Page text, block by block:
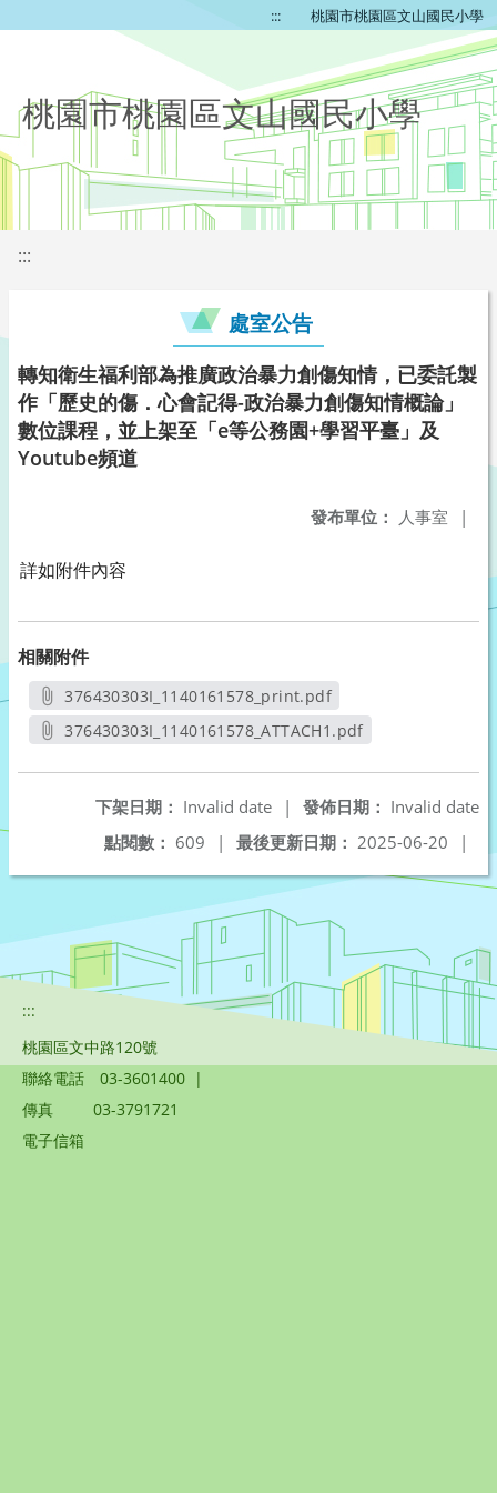
::: 桃園市桃園區文山國民小學
桃園市桃園區文山國民小學
:::
處室公告
轉知衛生福利部為推廣政治暴力創傷知情，已委託製
作「歷史的傷．心會記得-政治暴力創傷知情概論」
數位課程，並上架至「e等公務園+學習平臺」及
Youtube頻道
發布單位： 人事室 |
詳如附件內容
相關附件
376430303I_1140161578_print.pdf
另開新視窗
376430303I_1140161578_ATTACH1.pdf
發佈日期： Invalid date
下架日期： Invalid date
|
最後更新日期： 2025-06-20 |
點閱數： 609 |
:::
桃園區文中路120號
聯絡電話
03-3601400 |
傳真
03-3791721
電子信箱